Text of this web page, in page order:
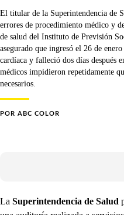
El titular de la Superintendencia de
errores de procedimiento médico y
de salud del Instituto de Previsión
asegurado que ingresó el 26 de
cardíaca y falleció dos días después
médicos impidieron repetidamente
necesarios.
POR ABC COLOR
La Superintendencia de Salud